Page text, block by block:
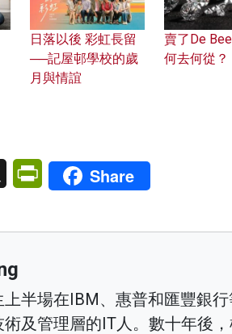
日落以後 彩虹長留
──記屋邨學校的歲
月與情誼
賣了De
何去何從？
X PrintFriendly
Share
半場在IBM、惠普和匯豐銀行
及管理層的IT人。數十年後